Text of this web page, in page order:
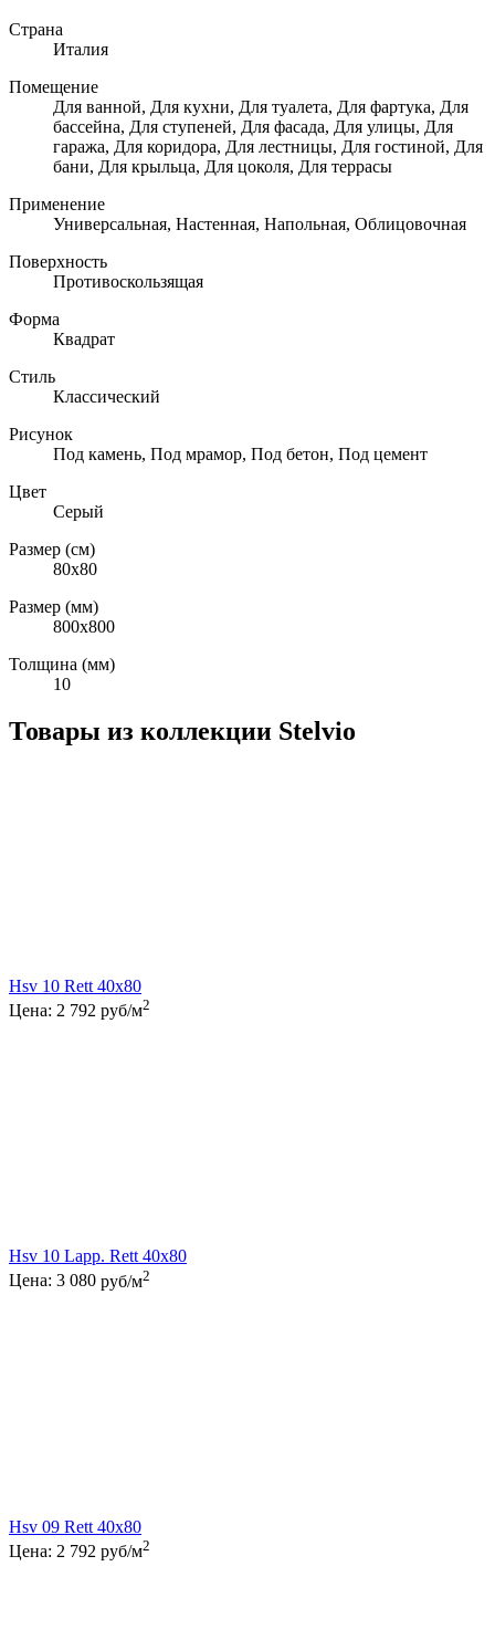
Страна
Италия
Помещение
Для ванной, Для кухни, Для туалета, Для фартука, Для
бассейна, Для ступеней, Для фасада, Для улицы, Для
гаража, Для коридора, Для лестницы, Для гостиной, Для
бани, Для крыльца, Для цоколя, Для террасы
Применение
Универсальная, Настенная, Напольная, Облицовочная
Поверхность
Противоскользящая
Форма
Квадрат
Стиль
Классический
Рисунок
Под камень, Под мрамор, Под бетон, Под цемент
Цвет
Серый
Размер (см)
80х80
Размер (мм)
800x800
Толщина (мм)
10
Товары из коллекции Stelvio
Hsv 10 Rett 40x80
Цена: 2 792 руб/м2
Hsv 10 Lapp. Rett 40x80
Цена: 3 080 руб/м2
Hsv 09 Rett 40x80
Цена: 2 792 руб/м2